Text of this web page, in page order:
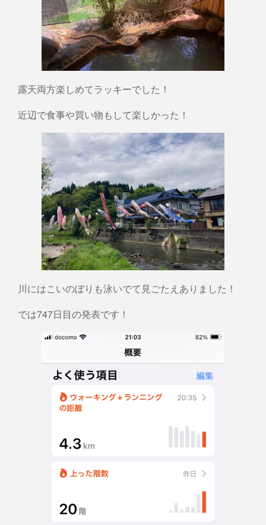
露天両方楽しめてラッキーでした！
近辺で食事や買い物もして楽しかった！
川にはこいのぼりも泳いでて見ごたえありました！
では747日目の発表です！